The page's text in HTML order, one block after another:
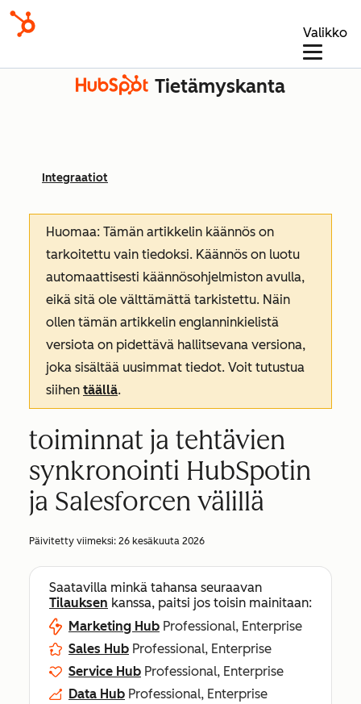
Valikko
Tietämyskanta
Integraatiot
Huomaa: Tämän artikkelin käännös on
tarkoitettu vain tiedoksi. Käännös on luotu
automaattisesti käännösohjelmiston avulla,
eikä sitä ole välttämättä tarkistettu. Näin
ollen tämän artikkelin englanninkielistä
versiota on pidettävä hallitsevana versiona,
joka sisältää uusimmat tiedot. Voit tutustua
siihen täällä.
toiminnat ja tehtävien
synkronointi HubSpotin
ja Salesforcen välillä
Päivitetty viimeksi: 26 kesäkuuta 2026
Saatavilla minkä tahansa seuraavan
Tilauksen kanssa, paitsi jos toisin mainitaan:
Marketing Hub Professional, Enterprise
Sales Hub Professional, Enterprise
Service Hub Professional, Enterprise
Data Hub Professional, Enterprise